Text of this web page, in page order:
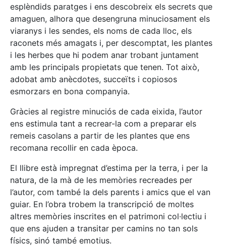
esplèndids paratges i ens descobreix els secrets que
amaguen, alhora que desengruna minuciosament els
viaranys i les sendes, els noms de cada lloc, els
raconets més amagats i, per descomptat, les plantes
i les herbes que hi podem anar trobant juntament
amb les principals propietats que tenen. Tot això,
adobat amb anècdotes, succeïts i copiosos
esmorzars en bona companyia.
Gràcies al registre minuciós de cada eixida, l’autor
ens estimula tant a recrear-la com a preparar els
remeis casolans a partir de les plantes que ens
recomana recollir en cada època.
El llibre està impregnat d’estima per la terra, i per la
natura, de la mà de les memòries recreades per
l’autor, com també la dels parents i amics que el van
guiar. En l’obra trobem la transcripció de moltes
altres memòries inscrites en el patrimoni col·lectiu i
que ens ajuden a transitar per camins no tan sols
físics, sinó també emotius.